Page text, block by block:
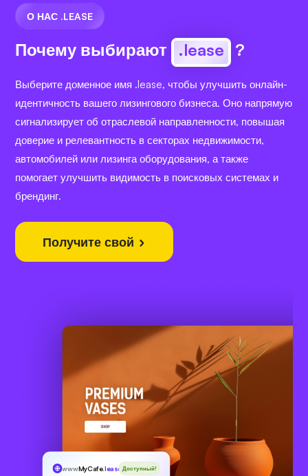
О НАС .LEASE
Почему выбирают .lease ?
Выберите доменное имя .lease, чтобы улучшить онлайн-
идентичность вашего лизингового бизнеса. Оно напрямую
сигнализирует об отраслевой направленности, повышая
доверие и релевантность в секторах недвижимости,
автомобилей или лизинга оборудования, а также
помогает улучшить видимость в поисковых системах и
брендинг.
Получите свой
wwwMyCafe.lease Доступный!